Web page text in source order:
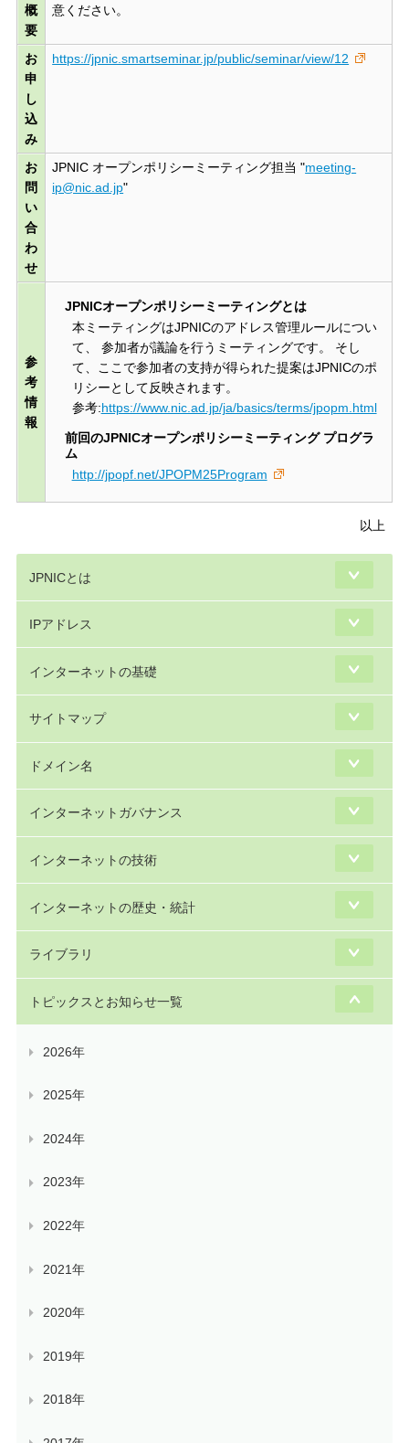
概
要
意ください。
お
申
し
込
み
https://jpnic.smartseminar.jp/public/seminar/view/12
お
問
い
合
わ
せ
JPNIC オープンポリシーミーティング担当 "meeting-
ip@nic.ad.jp"
参
考
情
報
JPNICオープンポリシーミーティングとは
本ミーティングはJPNICのアドレス管理ルールについ
て、 参加者が議論を行うミーティングです。 そし
て、ここで参加者の支持が得られた提案はJPNICのポ
リシーとして反映されます。
参考:https://www.nic.ad.jp/ja/basics/terms/jpopm.html
前回のJPNICオープンポリシーミーティング プログラ
ム
http://jpopf.net/JPOPM25Program
以上
JPNICとは
IPアドレス
インターネットの基礎
サイトマップ
ドメイン名
インターネットガバナンス
インターネットの技術
インターネットの歴史・統計
ライブラリ
トピックスとお知らせ一覧
2026年
2025年
2024年
2023年
2022年
2021年
2020年
2019年
2018年